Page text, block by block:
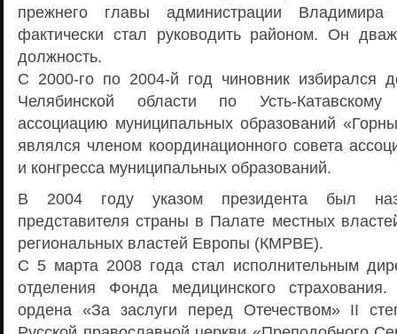
прежнего главы администрации
фактически стал руководить районом. Он
должность.
С 2000-го по 2004-й год чиновник избирался
Челябинской области по Усть-Катавскому
ассоциацию муниципальных образований
являлся членом координационного совета
и конгресса муниципальных образований.
В 2004 году указом президента был
представителя страны в Палате местных
региональных властей Европы (КМРВЕ).
С 5 марта 2008 года стал исполнительным
отделения Фонда медицинского
ордена «За заслуги перед Отечеством» II